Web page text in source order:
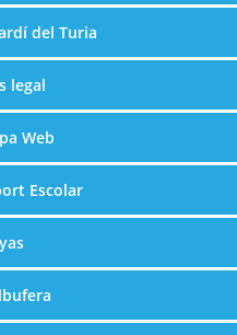
del Turia
legal
Web
Escolar